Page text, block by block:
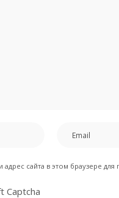
сайта в этом браузере
Captcha